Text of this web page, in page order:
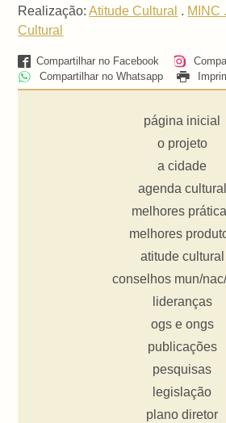
Realização:Atitude Cultural . MINC
Cultural
Compartilhar no Facebook
Compartilhar no Whatsapp
página inicial
o projeto
a cidade
agenda cultural
melhores
melhores
atitude cultural
conselhos mun/
lideranças
ogs e ongs
publicações
pesquisas
legislação
plano diretor